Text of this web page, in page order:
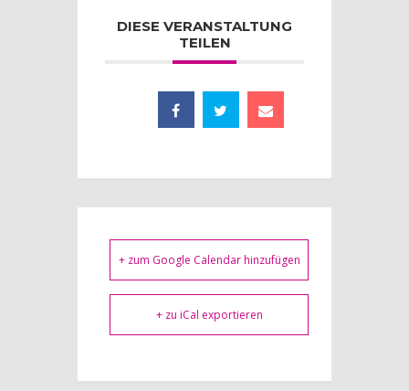
DIESE VERANSTALTUNG
TEILEN
+ zum Google Calendar hinzufügen
+ zu iCal exportieren